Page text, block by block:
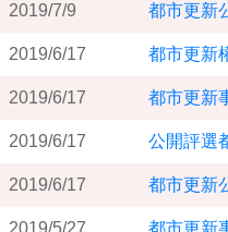
2019/7/9 都市更新
2019/6/17 都市更新
2019/6/17 都市更新
2019/6/17 公開評選
2019/6/17 都市更新